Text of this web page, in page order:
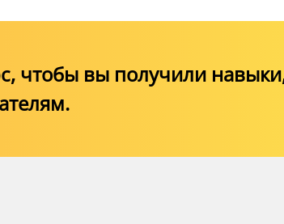
чтобы вы получили